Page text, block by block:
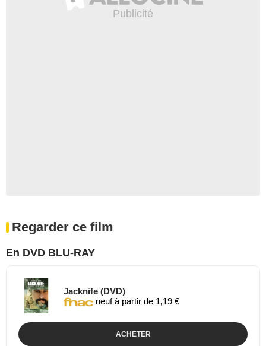
Regarder ce film
En DVD BLU-RAY
Jacknife (DVD)
neuf à partir de 1,19 €
ACHETER